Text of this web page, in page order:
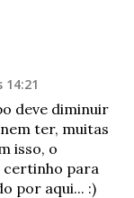
14:21
deve diminuir
ter, muitas
isso, o
para
por aqui... :)